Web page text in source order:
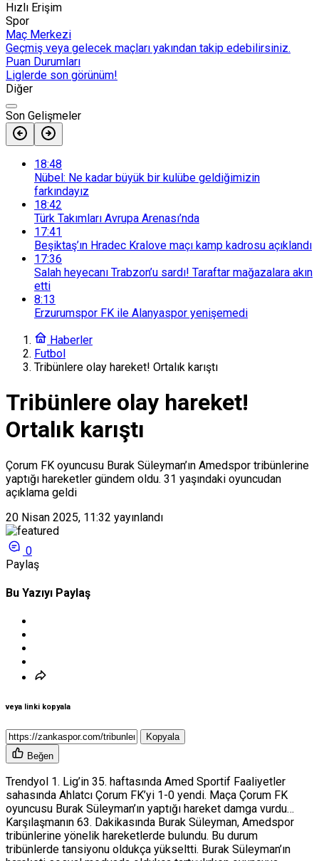
Hızlı Erişim
Spor
Maç Merkezi
Geçmiş veya gelecek maçları yakından takip edebilirsiniz.
Puan Durumları
Liglerde son görünüm!
Diğer
Son Gelişmeler
18:48
Nübel: Ne kadar büyük bir kulübe geldiğimizin
farkındayız
18:42
Türk Takımları Avrupa Arenası’nda
17:41
Beşiktaş’ın Hradec Kralove maçı kamp kadrosu açıklandı
17:36
Salah heyecanı Trabzon’u sardı! Taraftar mağazalara akın
etti
8:13
Erzurumspor FK ile Alanyaspor yenişemedi
Haberler
Futbol
Tribünlere olay hareket! Ortalık karıştı
Tribünlere olay hareket!
Ortalık karıştı
Çorum FK oyuncusu Burak Süleyman’ın Amedspor tribünlerine
yaptığı hareketler gündem oldu. 31 yaşındaki oyuncudan
açıklama geldi
20 Nisan 2025, 11:32 yayınlandı
0
Paylaş
Bu Yazıyı Paylaş
veya linki kopyala
Kopyala
Beğen
Trendyol 1. Lig’in 35. haftasında Amed Sportif Faaliyetler
sahasında Ahlatcı Çorum FK’yi 1-0 yendi. Maça Çorum FK
oyuncusu Burak Süleyman’ın yaptığı hareket damga vurdu…
Karşılaşmanın 63. Dakikasında Burak Süleyman, Amedspor
tribünlerine yönelik hareketlerde bulundu. Bu durum
tribünlerde tansiyonu oldukça yükseltti. Burak Süleyman’ın